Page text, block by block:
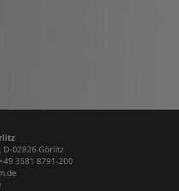
02826 Görlitz
3581 8791-200